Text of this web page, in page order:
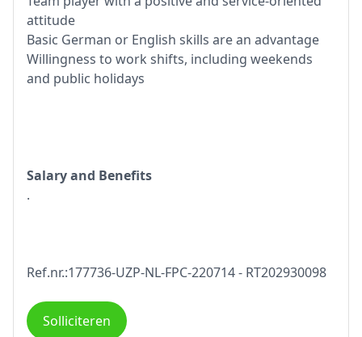
attitude
Basic German or English skills are an advantage
Willingness to work shifts, including weekends
and public holidays
Salary and Benefits
.
Ref.nr.:177736-UZP-NL-FPC-220714 - RT202930098
Solliciteren